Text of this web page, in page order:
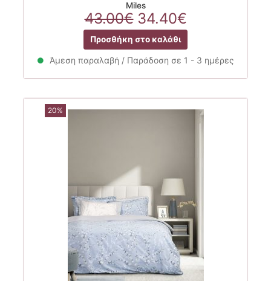
Miles
43.00€ Original
price
was:
43.00€.
34.40€Η
τρέχουσα
τιμή
είναι:
34.40€.
Προσθήκη στο καλάθι
Άμεση παραλαβή / Παράδοση σε 1 - 3 ημέρες
20%